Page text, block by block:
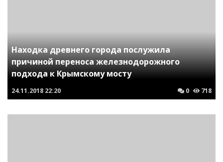
Находка древнего города послужила
причиной переноса железнодорожного
подхода к Крымскому мосту
24.11.2018 22:20 0 718